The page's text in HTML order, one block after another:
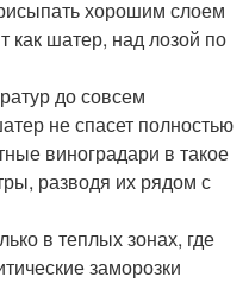
хорошим слоем
как шатер, над лозой по
до совсем
не спасет полностью
виноградари в такое
разводя их рядом с
в теплых зонах, где
заморозки